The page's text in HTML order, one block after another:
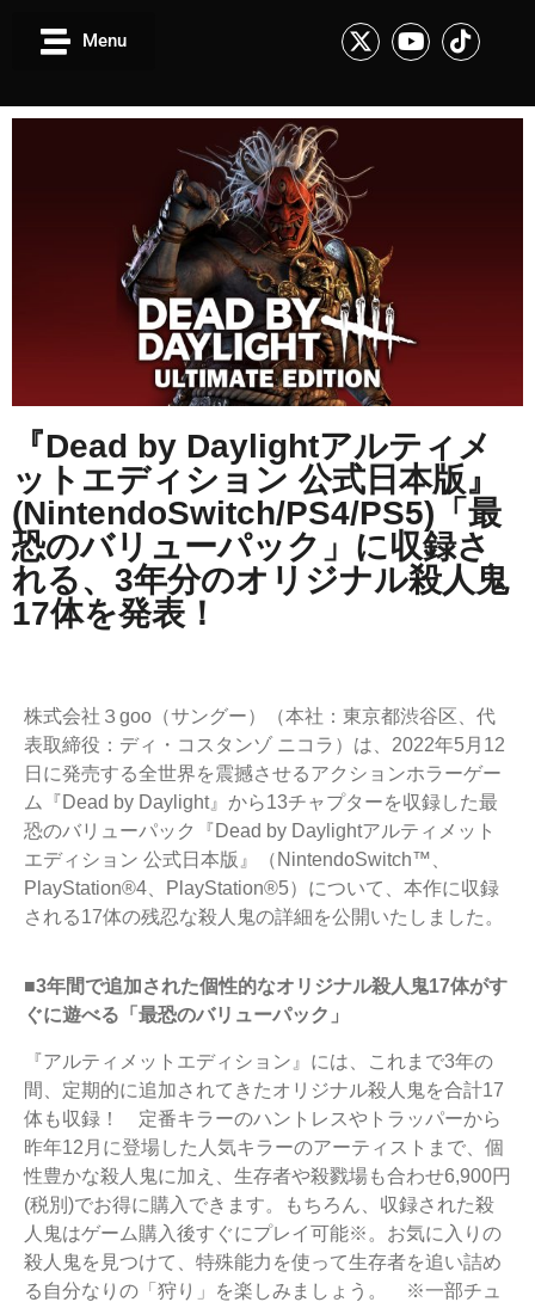
Menu
『Dead by Daylightアルティメ
ットエディション 公式日本版』
(NintendoSwitch/PS4/PS5)「最
恐のバリューパック」に収録さ
れる、3年分のオリジナル殺人鬼
17体を発表！
株式会社３goo（サングー）（本社：東京都渋谷区、代
表取締役：ディ・コスタンゾ ニコラ）は、2022年5月12
日に発売する全世界を震撼させるアクションホラーゲー
ム『Dead by Daylight』から13チャプターを収録した最
恐のバリューパック『Dead by Daylightアルティメット
エディション 公式日本版』（NintendoSwitch™、
PlayStation®4、PlayStation®5）について、本作に収録
される17体の残忍な殺人鬼の詳細を公開いたしました。
■3年間で追加された個性的なオリジナル殺人鬼17体がす
ぐに遊べる「最恐のバリューパック」
『アルティメットエディション』には、これまで3年の
間、定期的に追加されてきたオリジナル殺人鬼を合計17
体も収録！ 定番キラーのハントレスやトラッパーから
昨年12月に登場した人気キラーのアーティストまで、個
性豊かな殺人鬼に加え、生存者や殺戮場も合わせ6,900円
(税別)でお得に購入できます。もちろん、収録された殺
人鬼はゲーム購入後すぐにプレイ可能※。お気に入りの
殺人鬼を見つけて、特殊能力を使って生存者を追い詰め
る自分なりの「狩り」を楽しみましょう。 ※一部チュ